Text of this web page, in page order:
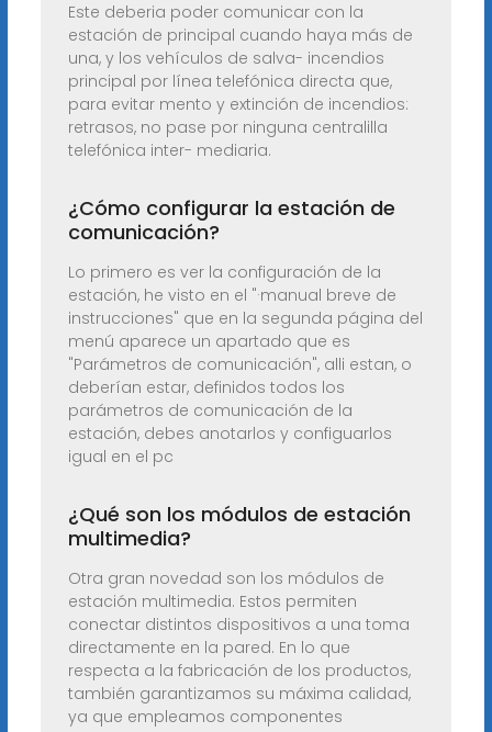
Este deberia poder comunicar con la
estación de principal cuando haya más de
una, y los vehículos de salva- incendios
principal por línea telefónica directa que,
para evitar mento y extinción de incendios:
retrasos, no pase por ninguna centralilla
telefónica inter- mediaria.
¿Cómo configurar la estación de
comunicación?
Lo primero es ver la configuración de la
estación, he visto en el "·manual breve de
instrucciones" que en la segunda página del
menú aparece un apartado que es
"Parámetros de comunicación", alli estan, o
deberían estar, definidos todos los
parámetros de comunicación de la
estación, debes anotarlos y configuarlos
igual en el pc
¿Qué son los módulos de estación
multimedia?
Otra gran novedad son los módulos de
estación multimedia. Estos permiten
conectar distintos dispositivos a una toma
directamente en la pared. En lo que
respecta a la fabricación de los productos,
también garantizamos su máxima calidad,
ya que empleamos componentes